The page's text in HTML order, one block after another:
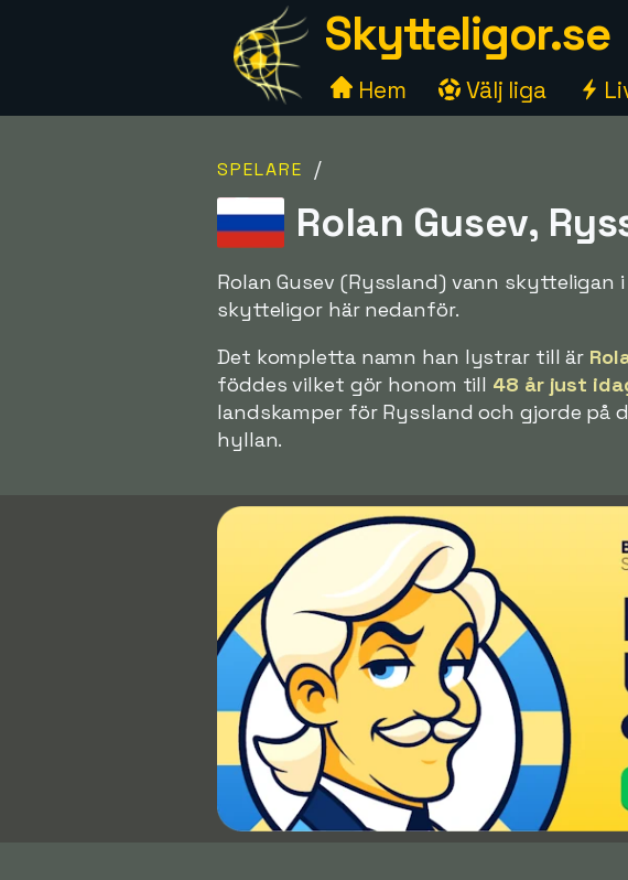
Skytteligor.se
Hem Välj liga
SPELARE /
Rolan Gusev,
Rolan Gusev (Ryssland) vann skytteligan
skytteligor här nedanför.
Det kompletta namn han lystrar till är
föddes vilket gör honom till 48 år just
landskamper för Ryssland och gjorde på
hyllan.